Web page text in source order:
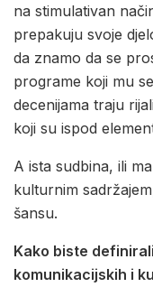
na stimulativan
prepakuju svoje
da znamo da se
programe koji mu
decenijama traju
koji su ispod
A ista sudbina, ili
kulturnim
šansu.
Kako biste
komunikacijskih i